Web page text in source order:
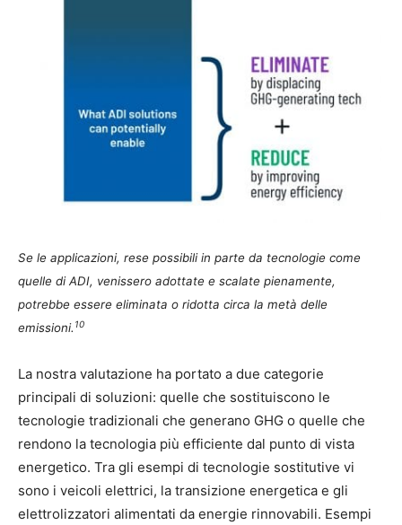
Se le applicazioni, rese possibili in parte da tecnologie come
quelle di ADI, venissero adottate e scalate pienamente,
potrebbe essere eliminata o ridotta circa la metà delle
emissioni. 10
La nostra valutazione ha portato a due categorie
principali di soluzioni: quelle che sostituiscono le
tecnologie tradizionali che generano GHG o quelle che
rendono la tecnologia più efficiente dal punto di vista
energetico. Tra gli esempi di tecnologie sostitutive vi
sono i veicoli elettrici, la transizione energetica e gli
elettrolizzatori alimentati da energie rinnovabili. Esempi